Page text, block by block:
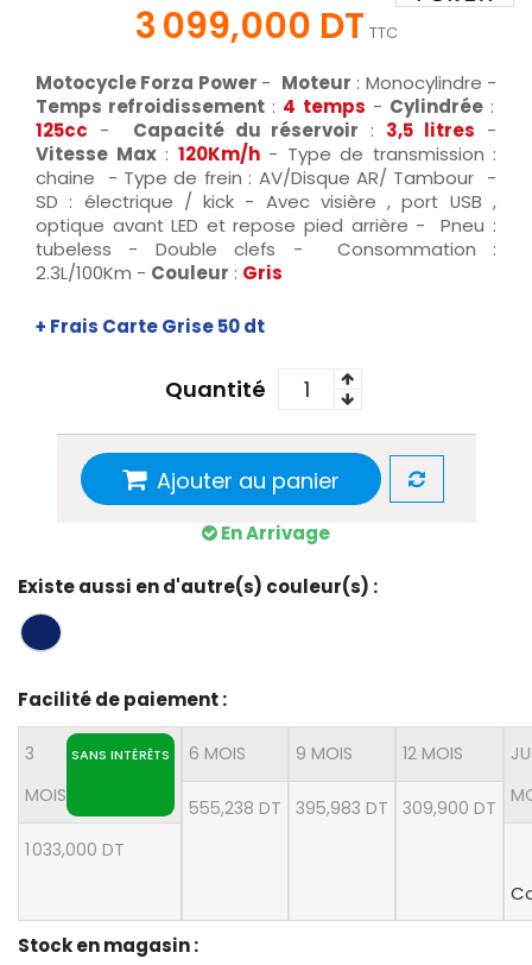
3 099,000 DT TTC
Motocycle Forza Power - Moteur : Monocylindre -
Temps refroidissement : 4 temps - Cylindrée:
125cc - Capacité du réservoir : 3,5 litres -
Vitesse Max: 120Km/h- Type de transmission :
chaine - Type de frein : AV/Disque AR/ Tambour -
SD : électrique / kick - Avec visière , port USB ,
optique avant LED et repose pied arrière - Pneu :
tubeless - Double clefs - Consommation :
2.3L/100Km - Couleur : Gris
+ Frais Carte Grise 50 dt
Quantité
Ajouter au panier
En Arrivage
Existe aussi en d'autre(s) couleur(s) :
Facilité de paiement :
3
MOIS
SANS INTÉRÊTS
1 033,000 DT
6 MOIS
555,238 DT
9 MOIS
395,983 DT
12 MOIS
309,900 DT
Stock en magasin :